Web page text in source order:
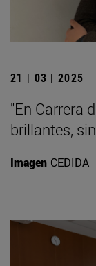
21 | 03 | 2025
"En Carrera
brillantes,
Imagen CEDIDA